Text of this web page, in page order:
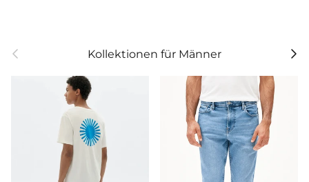
Vorherige Kollektionen für Männer